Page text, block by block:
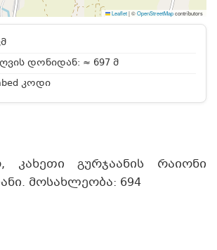
Leaflet|©OpenStreetMapcontributors
დონიდან: ≈ 697 მ
კოდი
კახეთი გურჯაანის რაიონი
მოსახლეობა: 694